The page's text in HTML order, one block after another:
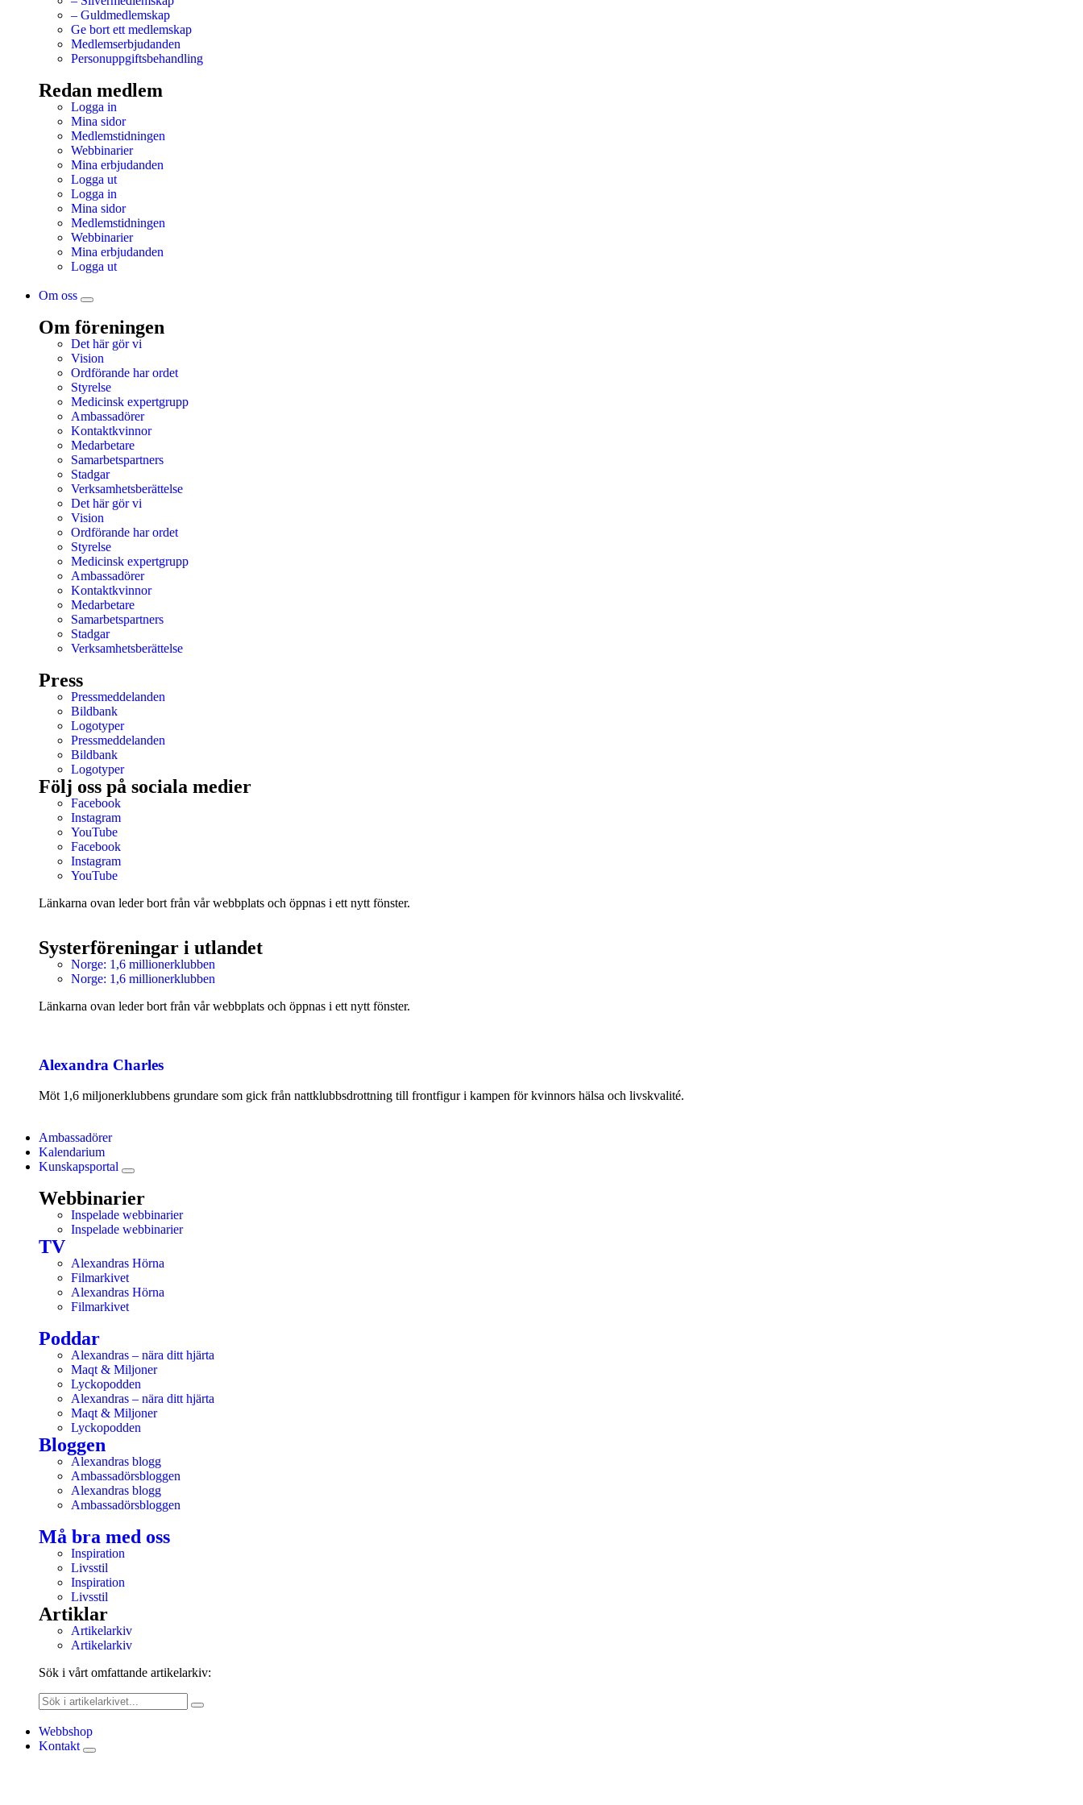
– Guldmedlemskap
Ge bort ett medlemskap
Medlemserbjudanden
Personuppgiftsbehandling
Redan medlem
Logga in
Mina sidor
Medlemstidningen
Webbinarier
Mina erbjudanden
Logga ut
Logga in
Mina sidor
Medlemstidningen
Webbinarier
Mina erbjudanden
Logga ut
Om oss
Om föreningen
Det här gör vi
Vision
Ordförande har ordet
Styrelse
Medicinsk expertgrupp
Ambassadörer
Kontaktkvinnor
Medarbetare
Samarbetspartners
Stadgar
Verksamhetsberättelse
Det här gör vi
Vision
Ordförande har ordet
Styrelse
Medicinsk expertgrupp
Ambassadörer
Kontaktkvinnor
Medarbetare
Samarbetspartners
Stadgar
Verksamhetsberättelse
Press
Pressmeddelanden
Bildbank
Logotyper
Pressmeddelanden
Bildbank
Logotyper
Följ oss på sociala medier
Facebook
Instagram
YouTube
Facebook
Instagram
YouTube
Länkarna ovan leder bort från vår webbplats och öppnas i ett nytt fönster.
Systerföreningar i utlandet
Norge: 1,6 millionerklubben
Norge: 1,6 millionerklubben
Länkarna ovan leder bort från vår webbplats och öppnas i ett nytt fönster.
Alexandra Charles
Möt 1,6 miljonerklubbens grundare som gick från nattklubbsdrottning till frontfigur i kampen för kvinnors hälsa och livskvalité.
Ambassadörer
Kalendarium
Kunskapsportal
Webbinarier
Inspelade webbinarier
Inspelade webbinarier
TV
Alexandras Hörna
Filmarkivet
Alexandras Hörna
Filmarkivet
Poddar
Alexandras – nära ditt hjärta
Maqt & Miljoner
Lyckopodden
Alexandras – nära ditt hjärta
Maqt & Miljoner
Lyckopodden
Bloggen
Alexandras blogg
Ambassadörsbloggen
Alexandras blogg
Ambassadörsbloggen
Må bra med oss
Inspiration
Livsstil
Inspiration
Livsstil
Artiklar
Artikelarkiv
Artikelarkiv
Sök i vårt omfattande artikelarkiv:
Webbshop
Kontakt